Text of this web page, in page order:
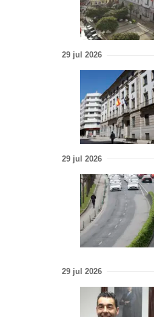
29 jul 2026
29 jul 2026
29 jul 2026